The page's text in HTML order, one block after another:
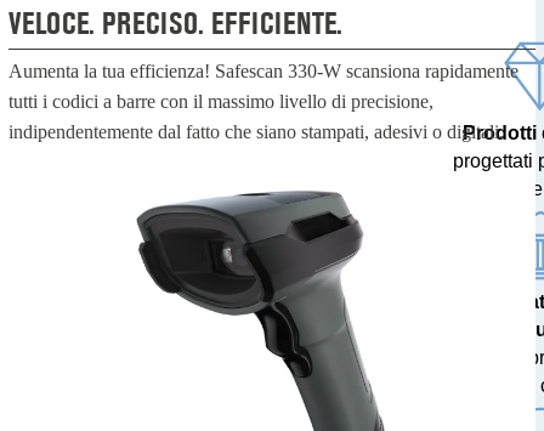
VELOCE. PRECISO. EFFICIENTE.
Aumenta la tua efficienza! Safescan 330-W scansiona rapidamente
tutti i codici a barre con il massimo livello di precisione,
indipendentemente dal fatto che siano stampati, adesivi o digitali.
Prodotti
progettati
nel
testati